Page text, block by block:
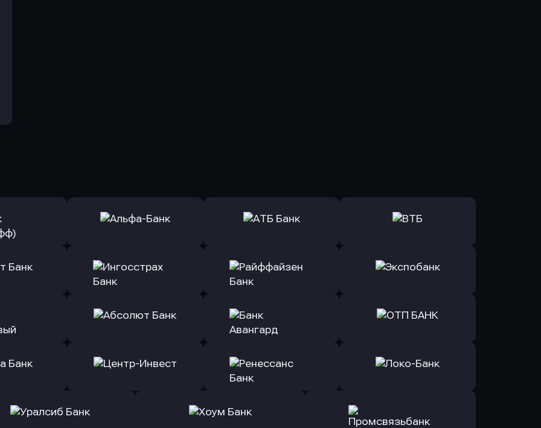
заявку
Оправить заявку
в Альфа-Банк
Оправить заявку
в АТБ Банк
Оправить заявку
заявку
Банк
Оправить заявку
Оправить заявку
в Райффайзен Банк
Оправить заявку
заявку
Оправить заявку
Оправить заявку
в Банк Авангард
Оправить заявку
заявку
Оправить заявку
в Локо-Банк